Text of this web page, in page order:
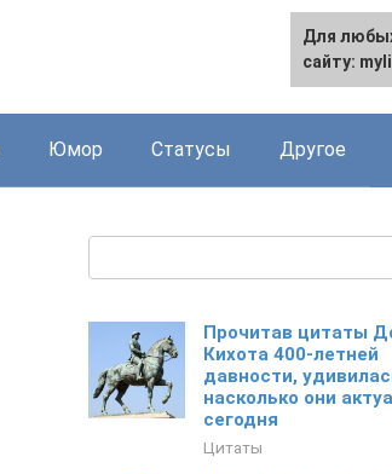
Юмор Статусы Другое
Прочитав цитаты
Кихота 400-летней
давности,
насколько они
сегодня
Цитаты
Для
сайту: